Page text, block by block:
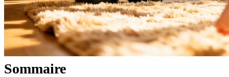
Sommaire